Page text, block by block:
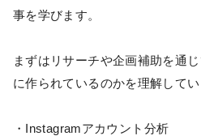
事を学びます。
まずはリサーチや企画補助を通
に作られているのかを理解してい
・Instagramアカウント分析